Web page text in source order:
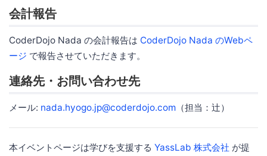
会計報告
CoderDojo Nada の会計報告は CoderDojo Nada のWebペ
ージ で報告させていただきます。
連絡先・お問い合わせ先
メール: nada.hyogo.jp@coderdojo.com （担当：辻）
本イベントページは学びを支援する YassLab 株式会社 が提